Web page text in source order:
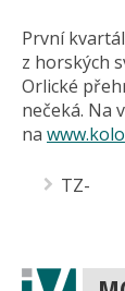
První
z horských
Orlické
nečeká. Na
na
TZ-